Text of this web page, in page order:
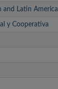
Latin
y Cooperativa